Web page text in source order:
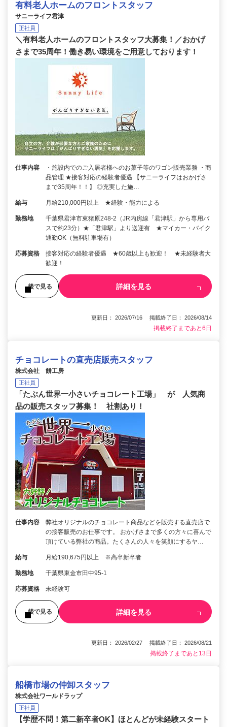
有料老人ホームのフロントスタッフ
サニーライフ君津
正社員
＼有料老人ホームのフロントスタッフ大募集！／おかげ
さまで35周年！働き易い環境をご用意しております！
仕事内容
・施設内でのご入居者様へのお菓子等のワゴン販売業務 ・商
品管理 ★接客対応の経験者優遇 【サニーライフはおかげさ
まで35周年！！】 ◎充実した施…
給与 月給210,000円以上 ★経験・能力による
勤務地
千葉県君津市東猪原248-2（JR内房線「君津駅」から専用バ
スで約23分）★「君津駅」より送迎有 ★マイカー・バイク
通勤OK（無料駐車場有）
応募資格
接客対応の経験者優遇 ★60歳以上も歓迎！ ★未経験者大
歓迎！
後で見る 詳細を見る
更新日： 2026/07/16 掲載終了日： 2026/08/14
掲載終了まであと6日
チョコレートの直売店販売スタッフ
株式会社 餅工房
正社員
「たぶん世界一小さいチョコレート工場」 が 人気商
品の販売スタッフ募集！ 社割あり！
仕事内容
弊社オリジナルのチョコレート商品などを販売する直売店で
の接客販売のお仕事です。 おかげさまで多くの方々に喜んで
頂けている弊社の商品。たくさんの人々を笑顔にするヤ…
給与 月給190,675円以上 ※高卒新卒者
勤務地 千葉県東金市田中95-1
応募資格 未経験可
後で見る 詳細を見る
更新日： 2026/02/27 掲載終了日： 2026/08/21
掲載終了まであと13日
船橋市場の仲卸スタッフ
株式会社ワールドラップ
正社員
【学歴不問！第二新卒者OK】ほとんどが未経験スタート